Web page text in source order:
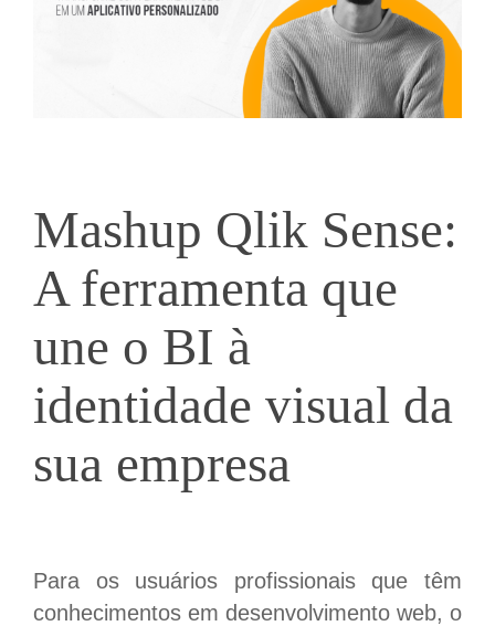
Mashup Qlik Sense:
A ferramenta que
une o BI à
identidade visual da
sua empresa
Para os usuários profissionais que têm
conhecimentos em desenvolvimento web, o